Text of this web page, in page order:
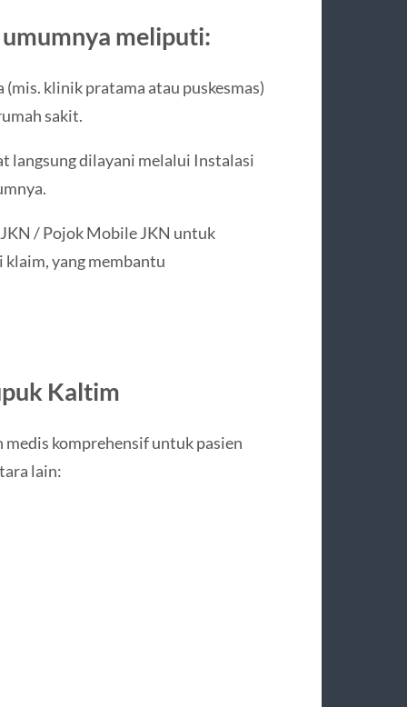
umumnya meliputi:
klinik pratama atau puskesmas)
sakit.
langsung dilayani melalui Instalasi
/ Pojok Mobile JKN untuk
yang membantu
Kaltim
medis komprehensif untuk pasien
lain: